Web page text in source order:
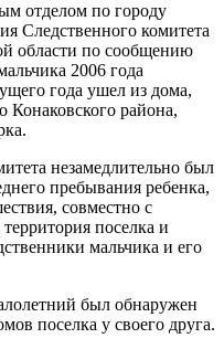
отделом по городу
Следственного комитета
области по сообщению
2006 года
года ушел из дома,
Конаковского района,
незамедлительно был
пребывания ребенка,
совместно с
поселка и
мальчика и его
был обнаружен
поселка у своего друга.